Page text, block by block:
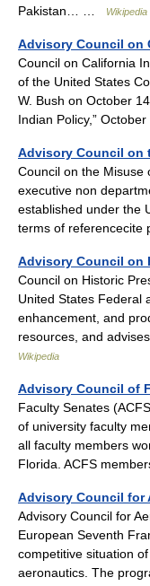
Pakistan… …
Wikipedia
Advisory Council on
Council on California
of the United States
W. Bush on October
Indian Policy,”
Advisory Council on
Council on the Misuse
executive non
established under the
terms of
Advisory Council on
Council on Historic
United States Federal
enhancement, and
resources, and
Wikipedia
Advisory Council of
Faculty Senates
of university faculty
all faculty members
Florida. ACFS
Advisory Council for
Advisory Council for
European Seventh
competitive situation
aeronautics. The